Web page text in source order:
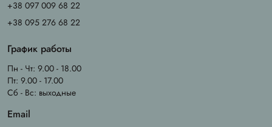
+38 097 009 68 22
+38 095 276 68 22
График работы
Пн - Чт: 9.00 - 18.00
Пт: 9.00 - 17.00
Сб - Вс: выходные
Email